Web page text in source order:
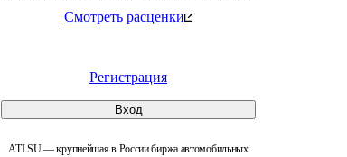
Смотреть расценки
Регистрация
Вход
ATI.SU — крупнейшая в России биржа автомобильных